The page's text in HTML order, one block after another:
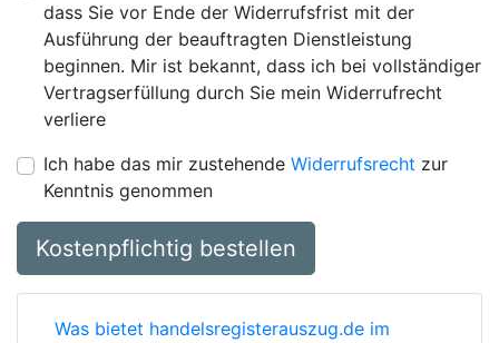
dass Sie vor Ende der Widerrufsfrist mit der
Ausführung der beauftragten Dienstleistung
beginnen. Mir ist bekannt, dass ich bei vollständiger
Vertragserfüllung durch Sie mein Widerrufrecht
verliere
Ich habe das mir zustehende Widerrufsrecht zur
Kenntnis genommen
Kostenpflichtig bestellen
Was bietet handelsregisterauszug.de im